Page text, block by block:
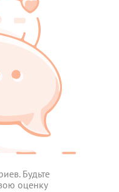
Будьте
оценку